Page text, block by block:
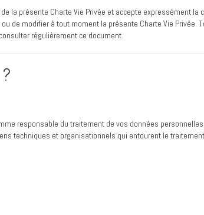
la présente Charte Vie Privée et accepte expressément
de modifier à tout moment la présente Charte Vie
régulièrement ce document.
responsable du traitement de vos données
techniques et organisationnels qui entourent le